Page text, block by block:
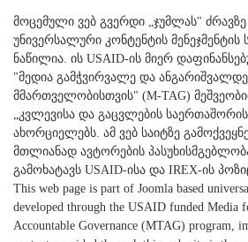
მოცემული ვებ გვერდი „ჯუმლას"
უნივერსალური კონტენტის მენეჯმენტის
ნაწილია. ის USAID-ის მიერ
"მედია გამჭვირვალე და
მმართველობისთვის" (M-TAG)
„კვლევისა და გაცვლების
ახორციელებს. ამ ვებ საიტზე
მთლიანად ავტორების
გამოხატავს USAID-ისა და IREX-ის
This web page is part of Joomla based
developed through the USAID funded Media
Accountable Governance (MTAG) program,